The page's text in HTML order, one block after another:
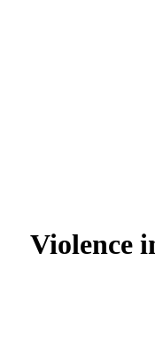
Violence